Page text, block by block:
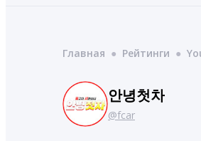
Главная ● Рейтинги ●
안녕첫차
@fcar